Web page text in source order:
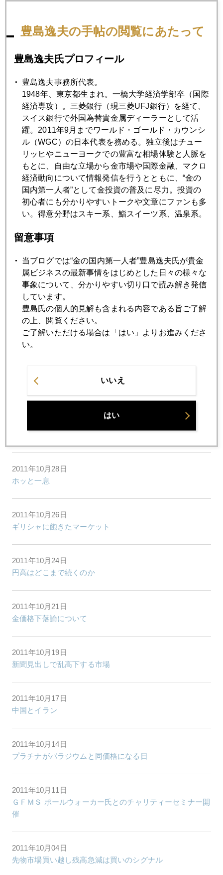
囲気だが、ポールソンというヘッジファンドは、年金や大学
い。
それから、"カタールのＳＷＦ（政府系ファンド）が、ギリシ
ャ金鉱山に５０億ドル投資"というニュースも目を引いた。金
ＥＴＦ人気に押されて、金鉱株セクターの値動きが低迷（ア
ンダーパフォーム）していたので、割安感を感じたようだ。
最後に、１０月８日の広島セミナーは、定員６０名に出席率
１０５％という大盛況。広島で補助椅子まで出すのは初め
て。大阪、香川、福岡など遠方からも。筆者としても独立後
初の個人投資家向けセミナー。殆どがブログ読者なので、２
時間喋って中締め後、ほぼ全員居残りで、更に１時間ほど雑
談しました。皆さんから色々差し入れ頂いて感謝！連休中
に、あらかた家族と平らげました（笑）。
れないけど、筆者の見解はこれまで書いてきたとおりだか
なお、日経ヴェリタス今週号の「ひとクロスワード」連載第
３回目には、新事務所での写真とか、スイス銀行時代のトレ
ーディングルームでの写真も掲載されています。読んでみて
くださいな。
1月 2月 3月 4月 5月 6月
7月 10月 11月
2011年10月28日
ホッと一息
2011年10月26日
ギリシャに飽きたマーケット
2011年10月24日
円高はどこまで続くのか
2011年10月21日
金価格下落論について
2011年10月19日
新聞見出しで乱高下する市場
2011年10月17日
中国とイラン
2011年10月14日
プラチナがパラジウムと同価格になる日
2011年10月11日
ＧＦＭＳ ポールウォーカー氏とのチャリティーセミナー開
催
2011年10月04日
先物市場買い越し残高急減は買いのシグナル
豊島逸夫の手帖の閲覧にあたって
豊島逸夫氏プロフィール
豊島逸夫事務所代表。
1948年、東京都生まれ。一橋大学経済学部卒（国際
経済専攻）。三菱銀行（現三菱UFJ銀行）を経て、
スイス銀行で外国為替貴金属ディーラーとして活
躍。2011年9月までワールド・ゴールド・カウンシ
ル（WGC）の日本代表を務める。独立後はチュー
リッヒやニューヨークでの豊富な相場体験と人脈を
もとに、自由な立場から金市場や国際金融、マクロ
経済動向について情報発信を行うとともに、“金の
国内第一人者”として金投資の普及に尽力。投資の
初心者にも分かりやすいトークや文章にファンも多
い。得意分野はスキー系、鮨スイーツ系、温泉系。
留意事項
当ブログでは“金の国内第一人者”豊島逸夫氏が貴金
属ビジネスの最新事情をはじめとした日々の様々な
事象について、分かりやすい切り口で読み解き発信
しています。
豊島氏の個人的見解も含まれる内容である旨ご了解
の上、閲覧ください。
ご了解いただける場合は「はい」よりお進みくださ
い。
いいえ
はい